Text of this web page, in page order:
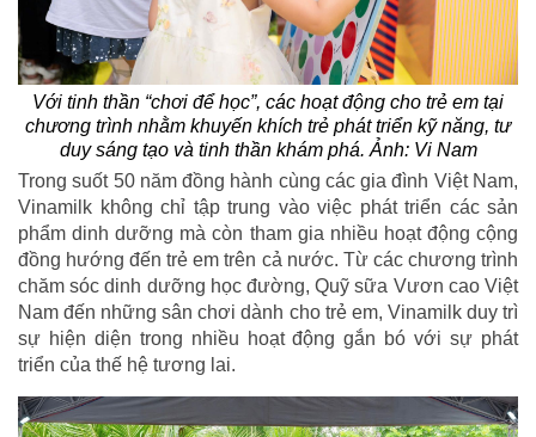
Với tinh thần “chơi để học”, các hoạt động cho trẻ em tại
chương trình nhằm khuyến khích trẻ phát triển kỹ năng, tư
duy sáng tạo và tinh thần khám phá. Ảnh: Vi Nam
Trong suốt 50 năm đồng hành cùng các gia đình Việt Nam,
Vinamilk không chỉ tập trung vào việc phát triển các sản
phẩm dinh dưỡng mà còn tham gia nhiều hoạt động cộng
đồng hướng đến trẻ em trên cả nước. Từ các chương trình
chăm sóc dinh dưỡng học đường, Quỹ sữa Vươn cao Việt
Nam đến những sân chơi dành cho trẻ em, Vinamilk duy trì
sự hiện diện trong nhiều hoạt động gắn bó với sự phát
triển của thế hệ tương lai.